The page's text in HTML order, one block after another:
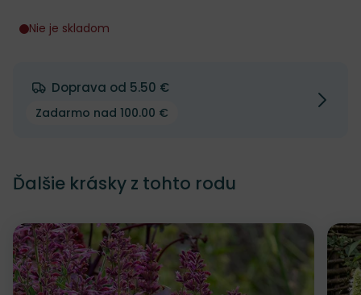
Nie je skladom
Doprava od 5.50 €
Zadarmo nad 100.00 €
Ďalšie krásky z tohto rodu